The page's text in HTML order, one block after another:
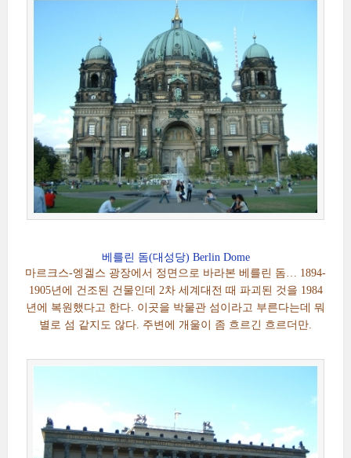
베를린 돔(대성당) Berlin Dome
마르크스-엥겔스 광장에서 정면으로 바라본 베를린 돔… 1894-
1905년에 건조된 건물인데 2차 세계대전 때 파괴된 것을 1984
년에 복원했다고 한다. 이곳을 박물관 섬이라고 부른다는데 뭐
별로 섬 같지도 않다. 주변에 개울이 좀 흐르긴 흐르더만.